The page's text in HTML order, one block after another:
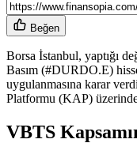
Beğen
Borsa İstanbul, yaptığı
Basım (#DURDO.E)
uygulanmasına karar
Platformu (KAP)
VBTS